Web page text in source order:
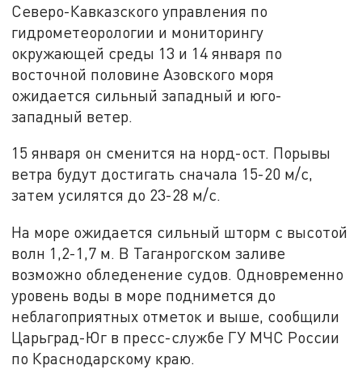
Северо-Кавказского управления по
гидрометеорологии и мониторингу
окружающей среды 13 и 14 января по
восточной половине Азовского моря
ожидается сильный западный и юго-
западный ветер.
15 января он сменится на норд-ост. Порывы
ветра будут достигать сначала 15-20 м/с,
затем усилятся до 23-28 м/с.
На море ожидается сильный шторм с высотой
волн 1,2-1,7 м. В Таганрогском заливе
возможно обледенение судов. Одновременно
уровень воды в море поднимется до
неблагоприятных отметок и выше, сообщили
Царьград-Юг в пресс-службе ГУ МЧС России
по Краснодарскому краю.